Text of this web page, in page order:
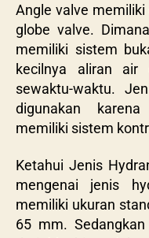
Angle valve
globe valve.
memiliki sistem
kecilnya aliran air
sewaktu-waktu.
digunakan
memiliki sistem
Ketahui Jenis
mengenai jenis
memiliki ukuran
65 mm.